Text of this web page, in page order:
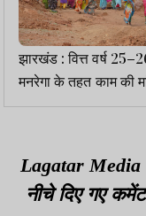
झारखंड : वित्त वर्ष 25–26 में
मनरेगा के तहत काम की
उतार–चढ़ाव,
Lagatar
नीचे दिए गए